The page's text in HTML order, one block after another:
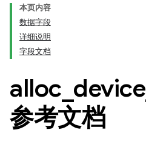
本页内容
数据字段
详细说明
字段文档
alloc device
参考文档